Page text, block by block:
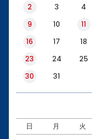
2
3 4
9
10 11
16
17 18
23
24 25
30
31
日 月 火